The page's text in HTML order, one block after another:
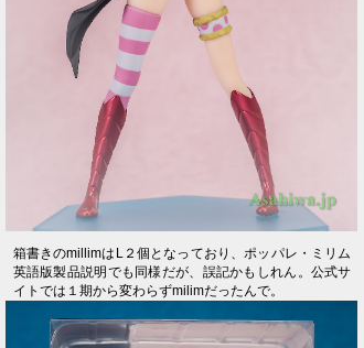
箱書きのmillimはL２個となっており、ポッパレ・ミリム
英語版製品説明でも同様だが、誤記かもしれん。公式サ
イトでは１期から変わらずmilimだったんで。